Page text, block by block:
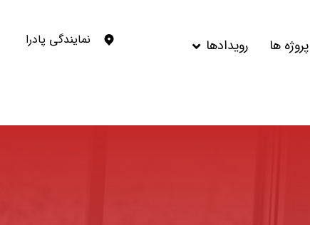
پروژه ها
رویدادها
نمایندگی پادرا